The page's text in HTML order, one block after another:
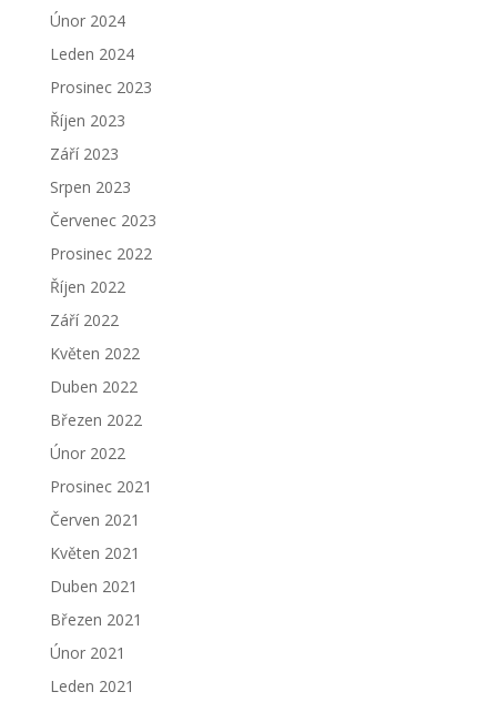
Únor 2024
Leden 2024
Prosinec 2023
Říjen 2023
Září 2023
Srpen 2023
Červenec 2023
Prosinec 2022
Říjen 2022
Září 2022
Květen 2022
Duben 2022
Březen 2022
Únor 2022
Prosinec 2021
Červen 2021
Květen 2021
Duben 2021
Březen 2021
Únor 2021
Leden 2021